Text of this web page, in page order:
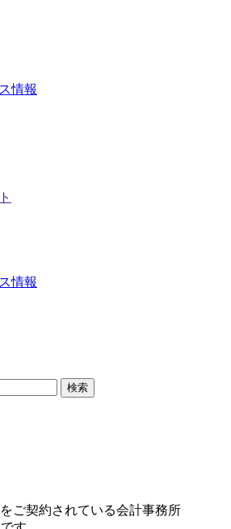
情報
情報
検索
ご契約されている会計事務所